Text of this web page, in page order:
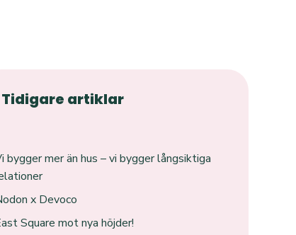
Tidigare artiklar
bygger mer än hus – vi bygger långsiktiga
x Devoco
Square mot nya höjder!